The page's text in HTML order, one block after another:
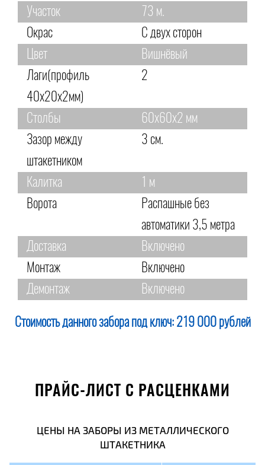
Участок
73 м.
Окрас
С двух сторон
Цвет
Вишнёвый
Лаги(профиль
40х20х2мм)
2
Столбы
60х60х2 мм
Зазор между
штакетником
3 см.
Калитка
1 м
Ворота
Распашные без
автоматики 3,5 метра
Доставка
Включено
Монтаж
Включено
Демонтаж
Включено
Стоимость данного забора под ключ: 219 000 рублей
ПРАЙС-ЛИСТ С РАСЦЕНКАМИ
ЦЕНЫ НА ЗАБОРЫ ИЗ МЕТАЛЛИЧЕСКОГО
ШТАКЕТНИКА